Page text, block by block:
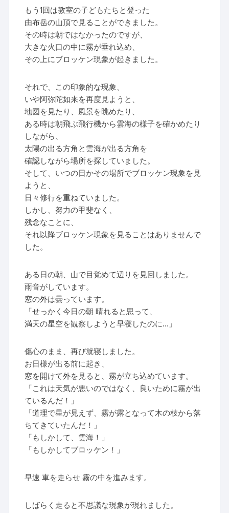
もう1回は教室の子どもたちと登った
由布岳の山頂で見ることができました。
その時は朝ではなかったのですが、
大きな火口の中に霧が垂れ込め、
その上にブロッケン現象が起きました。
それで、この印象的な現象、
いや阿弥陀如来を再度見ようと、
地図を見たり、風景を眺めたり、
ある時は朝飛ぶ飛行機から雲海の様子を確かめたり
しながら、
太陽の出る方角と雲海が出る方角を
確認しながら場所を探していました。
そして、いつの日かその場所でブロッケン現象を見
ようと、
日々修行を重ねていました。
しかし、努力の甲斐なく、
残念なことに、
それ以降ブロッケン現象を見ることはありませんで
した。
ある日の朝、山で目覚めて辺りを見回しました。
雨音がしています。
窓の外は曇っています。
「せっかく今日の朝 晴れると思って、
満天の星空を観察しようと早寝したのに…」
傷心のまま、再び就寝しました。
お日様が出る前に起き、
窓を開けて外を見ると、霧が立ち込めています。
「これは天気が悪いのではなく、良いために霧が出
ているんだ！」
「道理で星が見えず、霧が露となって木の枝から落
ちてきていたんだ！」
「もしかして、雲海！」
「もしかしてブロッケン！」
早速 車を走らせ 霧の中を進みます。
しばらく走ると不思議な現象が現れました。